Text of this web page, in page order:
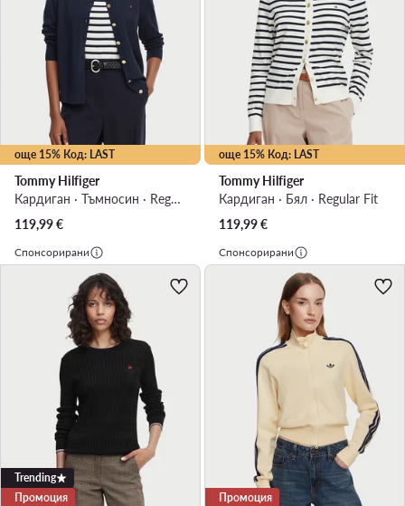
още 15% Код: LAST
Tommy Hilfiger
Кардиган · Тъмносин · Regular Fit
119,99€
още 15% Код: LAST
Tommy Hilfiger
Кардиган · Бял · Regular Fit
119,99€
Спонсорирани
Trending
Промоция
Спонсорирани
Промоция